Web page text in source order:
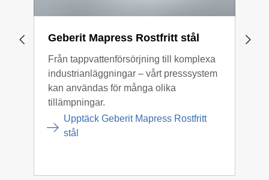
Geberit Mapress Rostfritt stål
Från tappvattenförsörjning till komplexa
industrianläggningar – vårt presssystem
kan användas för många olika
tillämpningar.
Upptäck Geberit Mapress Rostfritt
stål